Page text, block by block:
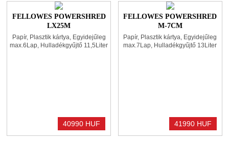
FELLOWES POWERSHRED
LX25M
IRATMEGSEMMISÍTŐ
BLACK
Papír, Plasztik kártya, Egyidejűleg
max.6Lap, Hulladékgyűjtő 11,5Liter
40990 HUF
FELLOWES POWERSHRED
M-7CM
IRATMEGSEMMISÍTŐ
BLACK
Papír, Plasztik kártya, Egyidejűleg
max.7Lap, Hulladékgyűjtő 13Liter
41990 HUF